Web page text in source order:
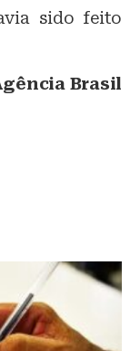
sido feito
Brasil